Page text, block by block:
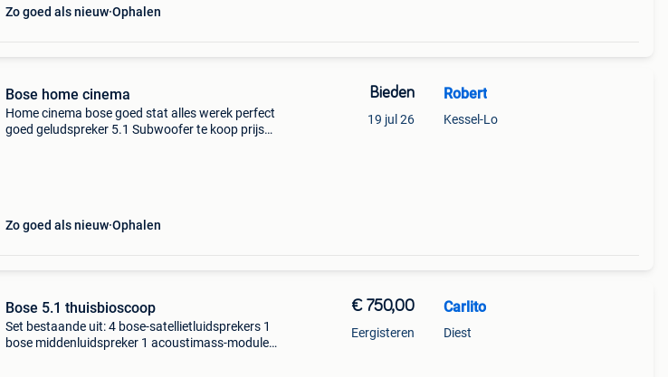
Zo goed als nieuw Ophalen
Bose home cinema
Home cinema bose goed stat alles werek perfect
goed geludspreker 5.1 Subwoofer te koop prijs
Zo goed als nieuw Ophalen
Bieden
19 jul 26
Robert
Kessel-Lo
Bose 5.1 thuisbioscoop
Set bestaande uit: 4 bose-satellietluidsprekers 1
bose middenluidspreker 1 acoustimass-module
€ 750,00
Eergisteren
Carlito
Diest